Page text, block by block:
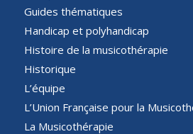
Guides thématiques
Handicap et polyhandicap
Histoire de la musicothérapie
Historique
L’équipe
L’Union Française pour la
La Musicothérapie